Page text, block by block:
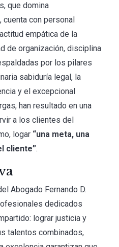
que domina
con personal
empática de la
de organización, disciplina
por los pilares
sabiduría legal, la
y el excepcional
han resultado en una
a los clientes del
logar “una meta, una
cliente”.
Abogado Fernando D.
dedicados
lograr justicia y
talentos combinados,